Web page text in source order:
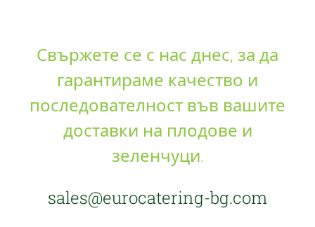
Свържете се с нас днес, за да
гарантираме качество и
последователност във вашите
доставки на плодове и
зеленчуци.
sales@eurocatering-bg.com